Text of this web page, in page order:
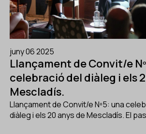
juny 06 2025
Llançament de Convit/e
celebració del diàleg i els
Mescladís.
Llançament de Convit/e Nº5: una
diàleg i els 20 anys de Mescladís. El